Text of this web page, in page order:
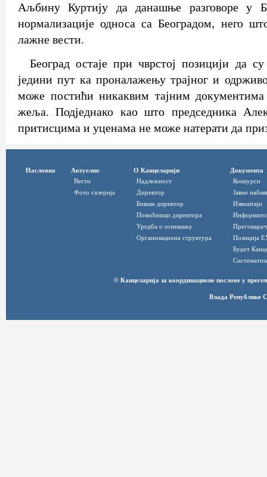
Аљбину Куртију да данашње разговоре у
нормализације односа са Београдом, него
лажне вести.
Београд остаје при чврстој позицији да
једини пут ка проналажењу трајног и
може постићи никаквим тајним
жеља. Подједнако као што председника
притисцима и уценама не може натерати да
Насловна Актуелно
Вести
Фото галерија
О Канцеларији
Надлежност
Директор
Бивши директор
Помоћници директора
Уредба о оснивању
Организациона структура
Документа
Конкурси
Јавне
Извештаји
Позиција
Буџет
© Канцеларија за координационе послове у
Влада Републике